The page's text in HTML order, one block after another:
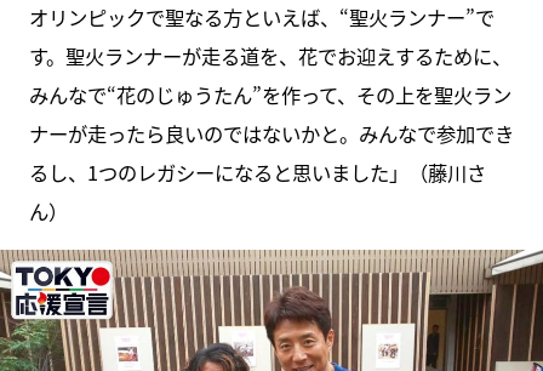
オリンピックで聖なる方といえば、“聖火ランナー”で
す。聖火ランナーが走る道を、花でお迎えするために、
みんなで“花のじゅうたん”を作って、その上を聖火ラン
ナーが走ったら良いのではないかと。みんなで参加でき
るし、1つのレガシーになると思いました」（藤川さ
ん）